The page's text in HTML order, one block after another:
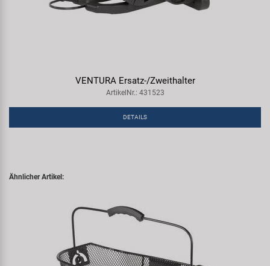
VENTURA Ersatz-/Zweithalter
ArtikelNr.: 431523
DETAILS
Ähnlicher Artikel: